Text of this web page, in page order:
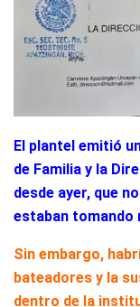
El plantel emitió
de Familia y la
desde ayer, que
estaban tomando
Sin embargo,
bateadores y la
dentro de la